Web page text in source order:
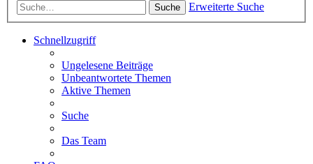
Suche Erweiterte Suche
Schnellzugriff
Ungelesene Beiträge
Unbeantwortete Themen
Aktive Themen
Suche
Das Team